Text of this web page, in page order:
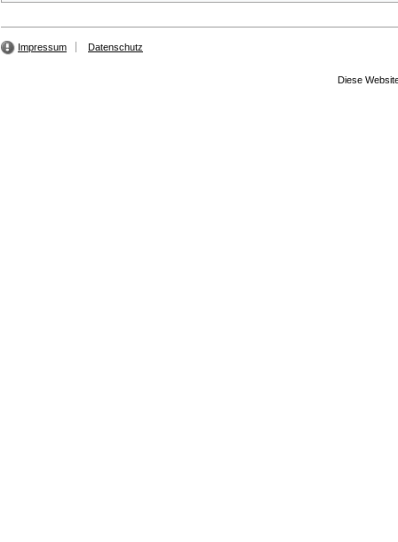
Impressum Datenschutz
Diese